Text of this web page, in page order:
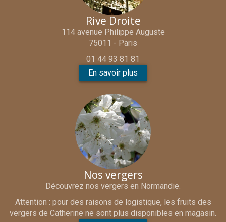
Rive Droite
114 avenue Philippe Auguste
75011 - Paris
01 44 93 81 81
En savoir plus
Nos vergers
Découvrez nos vergers en Normandie.
Attention : pour des raisons de logistique, les fruits des
vergers de Catherine ne sont plus disponibles en magasin.